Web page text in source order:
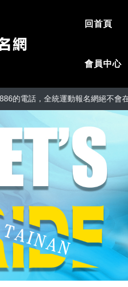
回首頁
會員中心
，全統運動報名網絕不會在電話